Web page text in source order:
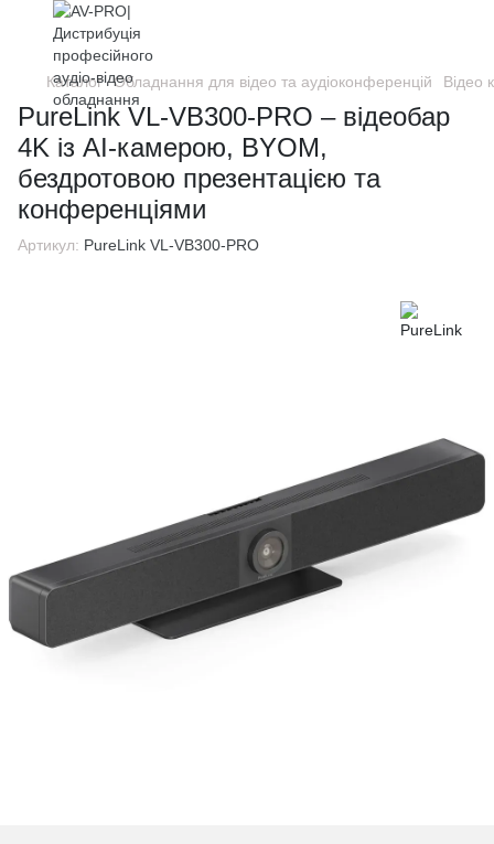
Каталог Обладнання для відео та аудіоконференцій Відео
PureLink VL-VB300-PRO – відеобар
4K із AI-камерою, BYOM,
бездротовою презентацією та
конференціями
Артикул: PureLink VL-VB300-PRO